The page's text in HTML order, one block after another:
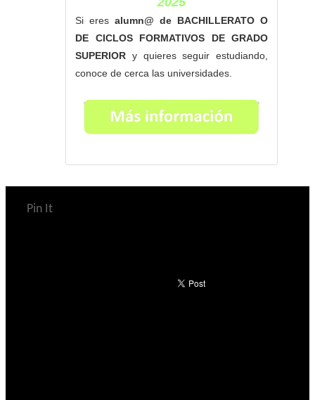
Si eres alumn@ de BACHILLERATO O
DE CICLOS FORMATIVOS DE GRADO
SUPERIOR y quieres seguir estudiando,
conoce de cerca las universidades.
Pin It